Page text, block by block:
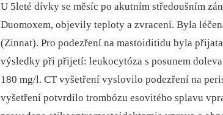
U 5leté dívky se měsíc po akutním středoušním
Duomoxem, objevily teploty a zvracení. Byla
(Zinnat). Pro podezření na mastoiditidu byla
výsledky při přijetí: leukocytóza s posunem
180 mg/l. CT vyšetření vyslovilo podezření na
vyšetření potvrdilo trombózu esovitého splavu